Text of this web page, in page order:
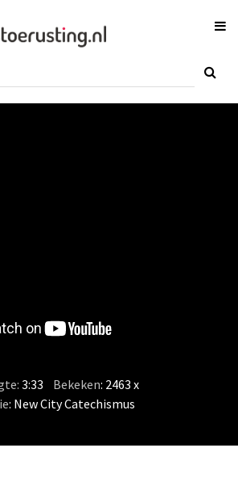
3:33 Bekeken: 2463 x
: New City Catechismus